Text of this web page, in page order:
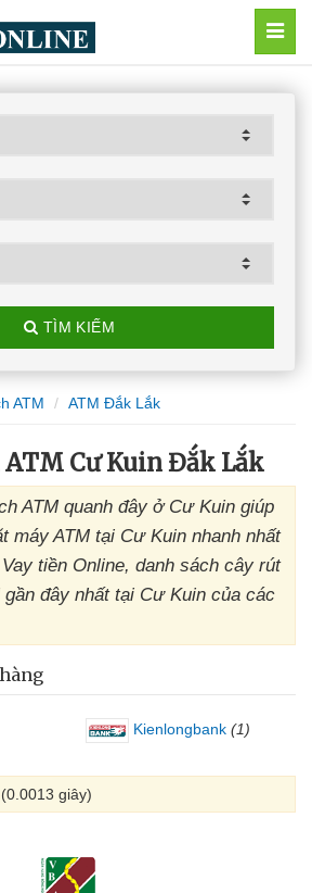
TÌM KIẾM
ATM ATM Đắk Lắk
ATM Cư Kuin Đắk Lắk
ATM quanh đây ở Cư Kuin giúp
máy ATM tại Cư Kuin nhanh nhất
tiền Online, danh sách cây rút
gần đây nhất tại Cư Kuin của các
Kienlongbank (1)
giây)